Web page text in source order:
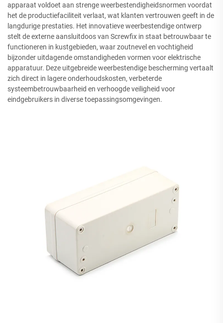
apparaat voldoet aan strenge weerbestendigheidsnormen voordat
het de productiefaciliteit verlaat, wat klanten vertrouwen geeft in de
langdurige prestaties. Het innovatieve weerbestendige ontwerp
stelt de externe aansluitdoos van Screwfix in staat betrouwbaar te
functioneren in kustgebieden, waar zoutnevel en vochtigheid
bijzonder uitdagende omstandigheden vormen voor elektrische
apparatuur. Deze uitgebreide weerbestendige bescherming vertaalt
zich direct in lagere onderhoudskosten, verbeterde
systeembetrouwbaarheid en verhoogde veiligheid voor
eindgebruikers in diverse toepassingsomgevingen.